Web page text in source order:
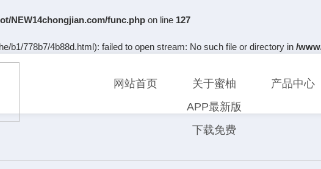
NEW14chongjian.com/func.php on line 127
b1/778b7/4b88d.html): failed to open stream: No such file or directory in /
网站首页
关于蜜柚
APP最新版
下载免费
产品中心